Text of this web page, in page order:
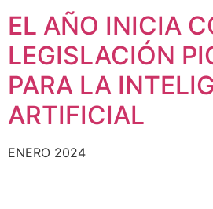
EL AÑO INICIA
LEGISLACIÓN
PARA LA
ARTIFICIAL
ENERO 2024